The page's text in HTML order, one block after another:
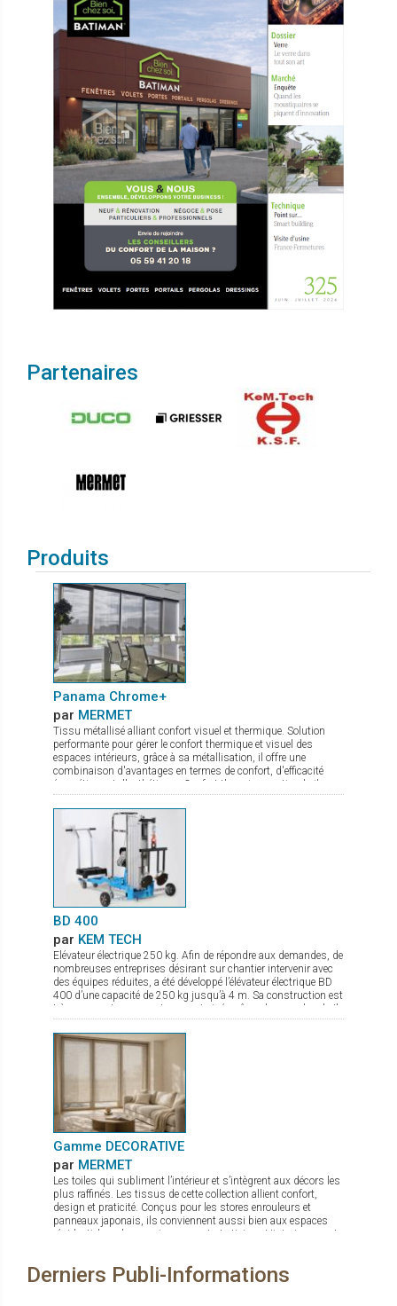
Partenaires
Produits
Panama Chrome+
par MERMET
Tissu métallisé alliant confort visuel et thermique. Solution
performante pour gérer le confort thermique et visuel des
espaces intérieurs, grâce à sa métallisation, il offre une
combinaison d'avantages en termes de confort, d'efficacité
énergétique et d'esthétique : Confort thermique optimal : il
réfléchit jusqu'à 80 % de l'énergie solaire. Maîtrise de
l'éblouissement : quel que soit le coloris choisi, il protège les
occupants des effets gênants de la lumière tout en maintenant
un éclairage naturel agréable. Visibilité améliorée : la
métallisation assure une bonne transparence permettant une
vue dégagée vers l'extérieur. Le tissu Panama Chrome+ allie
confort et design à la perfection. Il ne reste plus qu’à choisir
parmi les 5 coloris disponibles en grande largeur de 285 cm !
BD 400
par KEM TECH
Elévateur électrique 250 kg. Afin de répondre aux demandes, de
nombreuses entreprises désirant sur chantier intervenir avec
des équipes réduites, a été développé l’élévateur électrique BD
400 d’une capacité de 250 kg jusqu’à 4 m. Sa construction est
très compacte pour un transport aisé, même dans un break. Il
permet le montage au plus prêt possible du mur. La mise en
action sur chantier se fait en quelques secondes, et grâce à
son moteur électrique avec variateur de vitesse la pose du verre
est très précise. De nombreux accessoires sont disponibles
comme fourche de levage, potence avec crochet.
Gamme DECORATIVE
par MERMET
Les toiles qui subliment l’intérieur et s’intègrent aux décors les
plus raffinés. Les tissus de cette collection allient confort,
design et praticité. Conçus pour les stores enrouleurs et
panneaux japonais, ils conviennent aussi bien aux espaces
résidentiels qu’aux environnements tertiaires. Historiquement
son offre avec la gamme Decorative, qui associe esthétique
Derniers Publi-Informations